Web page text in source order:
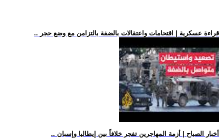
.. قراءة عسكرية | اقتحامات واعتقالات بالضفة بالتزامن مع وضع حجر
.. أخبار الصباح | أزمة المهاجرين تفجر خلافاً بين إيطاليا وإسبان